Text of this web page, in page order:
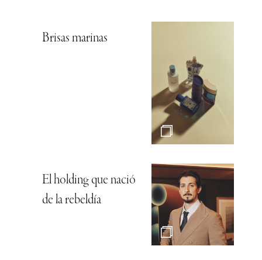
Brisas marinas
El holding que nació
de la rebeldía